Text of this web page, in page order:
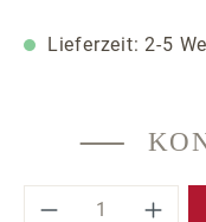
Lieferzeit: 2-5
Produkt